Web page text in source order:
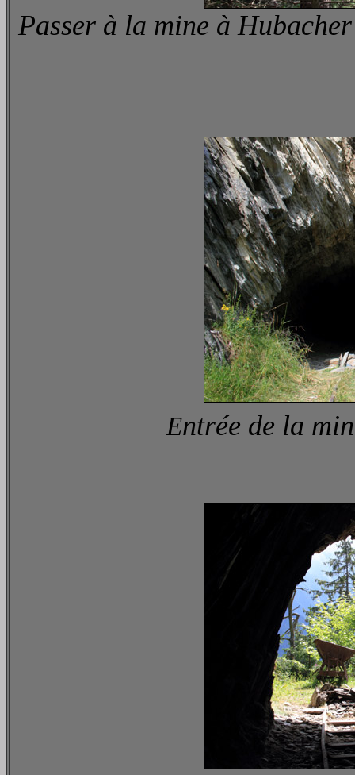
Passer à la mine à
Entrée de la